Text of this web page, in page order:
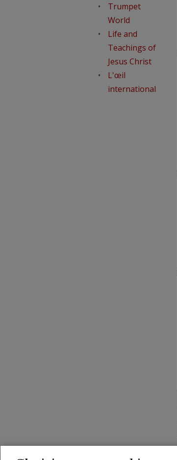
Trumpet
World
Life and
Teachings of
Jesus Christ
L'œil
international